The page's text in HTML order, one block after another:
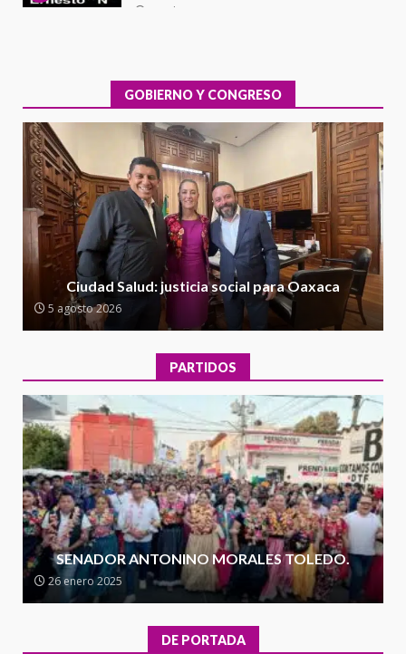
1
integral de las instalaciones de la
Escuela Secundaria General
Moisés Sáenz Garza
5 agosto 2026
2
Ciudad Salud: justicia social para
Oaxaca
5 agosto 2026
3
Encuentro de Ariadna Montiel
con el Gobernador Salomón Jara
Cruz reafirma la consolidación
de la transformación en
territorio oaxaqueño
30 julio 2026
4
presencia institucional en San
Juan Mazatlán
20 julio 2026
5
Sanciona Municipio de Oaxaca
de Juárez caso de maltrato
animal tras denuncia ciudadana
16 julio 2026
Detienen a Ernesto Ruffo en Baja
California; FGR lo investiga por
presuntos delitos de
GOBIERNO Y CONGRESO
Ciudad Salud: justicia social para Oaxaca
5 agosto 2026
PARTIDOS
SENADOR ANTONINO MORALES TOLEDO.
26 enero 2025
DE PORTADA